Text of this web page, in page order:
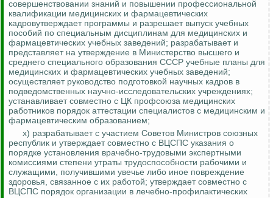
совершенствовании знаний и повышении профессиональной
квалификации медицинских и фармацевтических
кадровутверждает программы и разрешает выпуск учебных
пособий по специальным дисциплинам для медицинских и
фармацевтических учебных заведений; разрабатывает и
представляет на утверждение в Министерство высшего и
среднего специального образования СССР учебные планы для
медицинских и фармацевтических учебных заведений;
осуществляет руководство подготовкой научных кадров в
подведомственных научно-исследовательских учреждениях;
устанавливает совместно с ЦК профсоюза медицинских
работников порядок аттестации специалистов с медицинским и
фармацевтическим образованием;
х) разрабатывает с участием Советов Министров союзных
республик и утверждает совместно с ВЦСПС указания о
порядке установления врачебно-трудовыми экспертными
комиссиями степени утраты трудоспособности рабочими и
служащими, получившими увечье либо иное повреждение
здоровья, связанное с их работой; утверждает совместно с
ВЦСПС порядок организации в лечебно-профилактических